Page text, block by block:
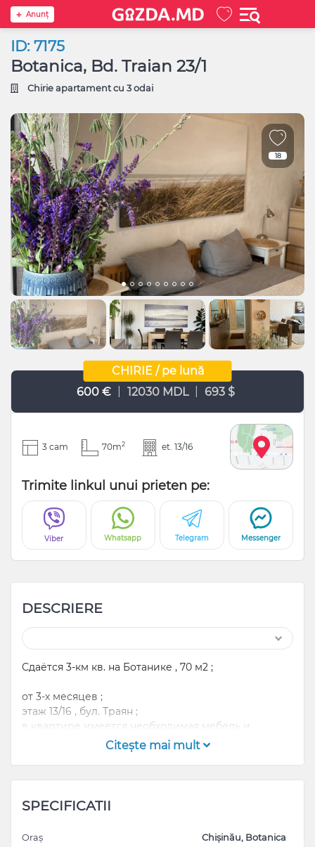
Anunţ
ID: 7175
Botanica, Bd. Traian 23/1
Chirie apartament cu 3 odai
18
CHIRIE / pe lună
600 €
12030 MDL 693 $
3 cam 70m2 et. 13/16
Trimite linkul unui prieten pe:
Viber Whatsapp Telegram Messenger
DESCRIERE
Сдаётся 3-км кв. на Ботанике , 70 м2 ;
от 3-х месяцев ;
этаж 13/16 , бул. Траян ;
в квартире имеется необходимая мебель и
600 € + 1 месяц депозит + коммунальные услуги +
тел. 068653049
Citeşte mai mult
SPECIFICATII
Oraș Chișinău, Botanica